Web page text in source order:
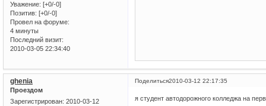
Уважение: [+0/-0]
Позитив: [+0/-0]
Провел на форуме:
4 минуты
Последний визит:
2010-03-05 22:34:40
Поделиться2010-03-12 22:17:35
ghenia
Проездом
Зарегистрирован: 2010-03-12
я студент автодорожного колледжа на